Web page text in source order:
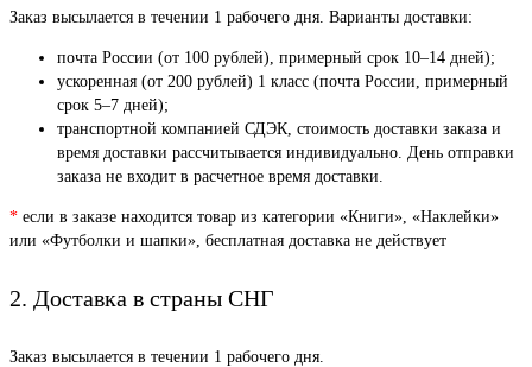
Заказ высылается в течении 1 рабочего дня. Варианты доставки:
почта России (от 100 рублей), примерный срок 10–14 дней);
ускоренная (от 200 рублей) 1 класс (почта России, примерный
срок 5–7 дней);
транспортной компанией СДЭК, стоимость доставки заказа и
время доставки рассчитывается индивидуально. День отправки
заказа не входит в расчетное время доставки.
* если в заказе находится товар из категории «Книги», «Наклейки»
или «Футболки и шапки», бесплатная доставка не действует
2. Доставка в страны СНГ
Заказ высылается в течении 1 рабочего дня.